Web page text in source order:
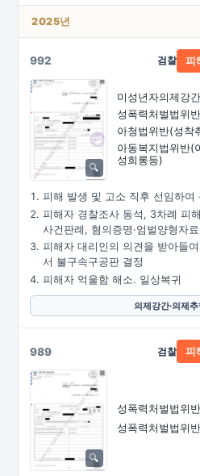
2025년
992
미성년자의제강간
성폭력처벌법위반
아청법위반(성착
아동복지법위반(
성희롱등)
검찰 피
피해 발생 및 고소 직후 선임하여
피해자 경찰조사 동석, 3차례 피
사건판례, 혐의증명·엄벌양형자
피해자 대리인의 의견을 받아들
서 불구속구공판 결정
피해자 억울함 해소. 일상복귀
의제강간·의제
989
성폭력처벌법위
성폭력처벌법위
검찰 피